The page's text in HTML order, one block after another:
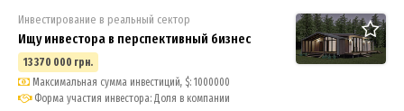
Инвестирование в реальный сектор
Ищу инвестора в перспективный бизнес
13 370 000 грн.
Максимальная сумма инвестиций, $: 1000000
Форма участия инвестора: Доля в компании